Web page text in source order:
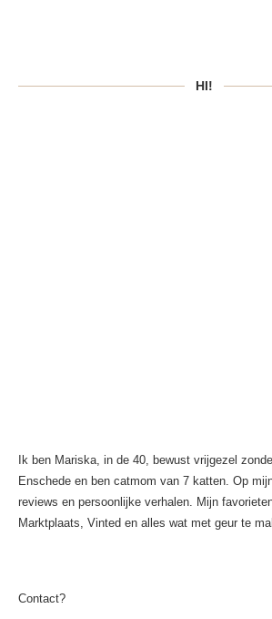
HI!
Ik ben Mariska, in de 40, bewust vrijgezel
Enschede en ben catmom van 7 katten. Op
reviews en persoonlijke verhalen. Mijn
Marktplaats, Vinted en alles wat met geur te
Contact?